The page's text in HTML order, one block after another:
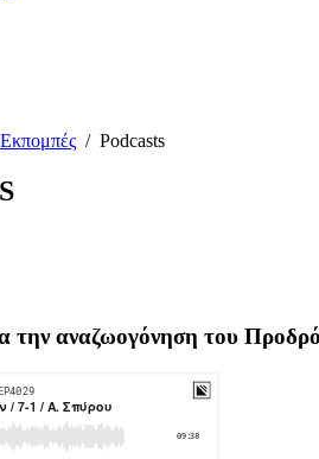
Εκπομπές / Podcasts
την αναζωογόνηση του